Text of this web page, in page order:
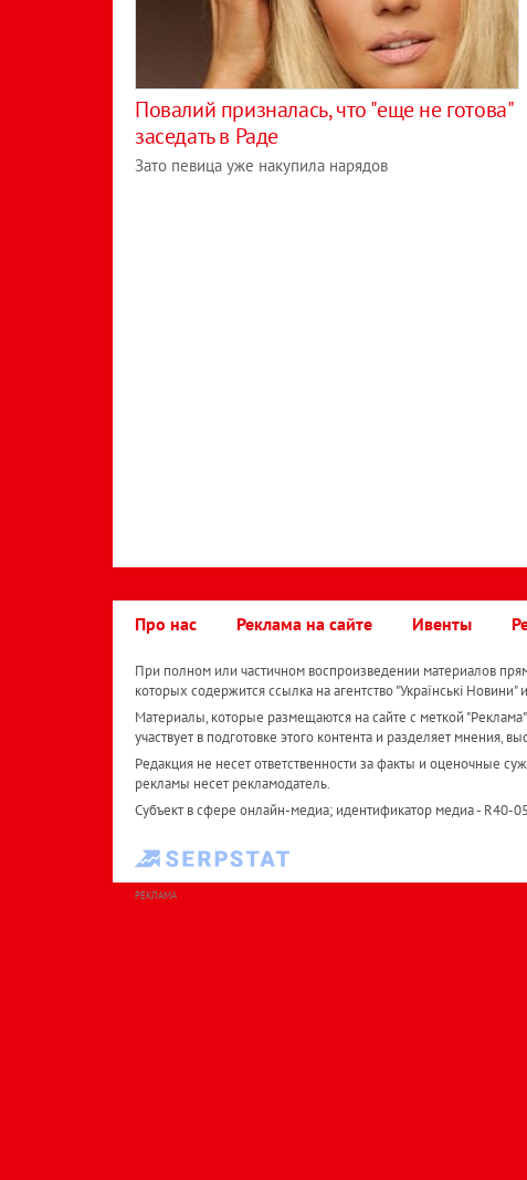
Повалий призналась, что "еще не готова"
заседать в Раде
Зато певица уже накупила нарядов
Про нас Реклама на сайте Ивенты
При полном или частичном воспроизведении материалов
которых содержится ссылка на агентство "Українськi
Материалы, которые размещаются на сайте с меткой
участвует в подготовке этого контента и разделяет мнения,
Редакция не несет ответственности за факты и оценочные
рекламы несет рекламодатель.
Субъект в сфере онлайн-медиа; идентификатор медиа - R40-
РЕКЛАМА